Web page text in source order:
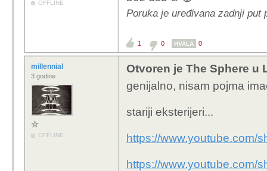
OFFLINE
Poruka je uređivana zadnji put
1 0 HVALA 0
millennial
3 godine
OFFLINE
Otvoren je The Sphere u
genijalno, nisam pojma
stariji eksterijeri...
https://www.youtube.com/
https://www.youtube.com/